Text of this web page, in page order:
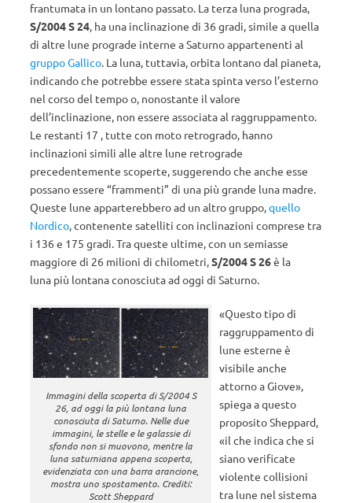
frantumata in un lontano passato. La terza luna prograda,
S/2004 S 24, ha una inclinazione di 36 gradi, simile a quella
di altre lune prograde interne a Saturno appartenenti al
gruppo Gallico. La luna, tuttavia, orbita lontano dal pianeta,
indicando che potrebbe essere stata spinta verso l’esterno
nel corso del tempo o, nonostante il valore
dell’inclinazione, non essere associata al raggruppamento.
Le restanti 17 , tutte con moto retrogrado, hanno
inclinazioni simili alle altre lune retrograde
precedentemente scoperte, suggerendo che anche esse
possano essere “frammenti” di una più grande luna madre.
Queste lune apparterebbero ad un altro gruppo,quello
Nordico, contenente satelliti con inclinazioni comprese tra
i 136 e 175 gradi. Tra queste ultime, con un semiasse
maggiore di 26 milioni di chilometri,S/2004 S 26è la
luna più lontana conosciuta ad oggi di Saturno.
Immagini della scoperta di S/2004 S
26, ad oggi la più lontana luna
conosciuta di Saturno. Nelle due
immagini, le stelle e le galassie di
sfondo non si muovono, mentre la
luna saturniana appena scoperta,
evidenziata con una barra arancione,
mostra uno spostamento. Crediti:
Scott Sheppard
«Questo tipo di
raggruppamento di
lune esterne è
visibile anche
attorno a Giove»,
spiega a questo
proposito Sheppard,
«il che indica che si
siano verificate
violente collisioni
tra lune nel sistema